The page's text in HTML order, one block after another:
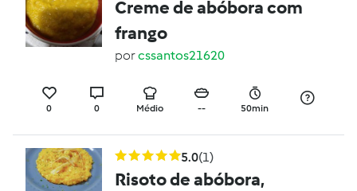
Creme de abóbora com
frango
porcssantos21620
0 0 Médio -- 50min
5.0(1)
Risoto de abóbora,